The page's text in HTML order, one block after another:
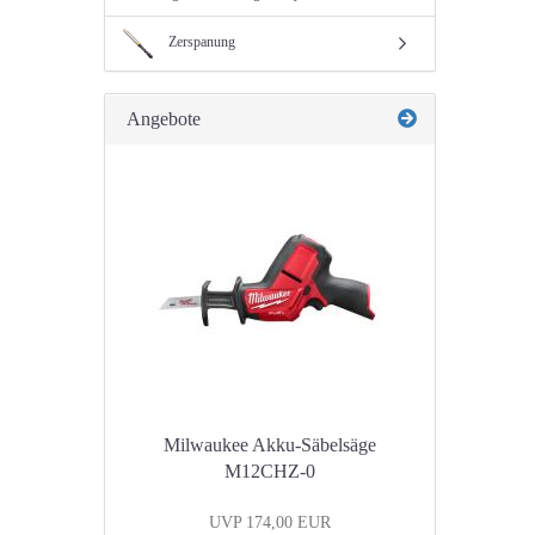
Zerspanung
Angebote
Milwaukee Akku-Säbelsäge
M12CHZ-0
UVP 174,00 EUR